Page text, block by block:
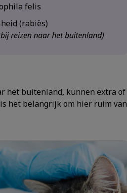
felis
(rabiës)
reizen naar het buitenland)
het buitenland, kunnen extra of
het belangrijk om hier ruim van